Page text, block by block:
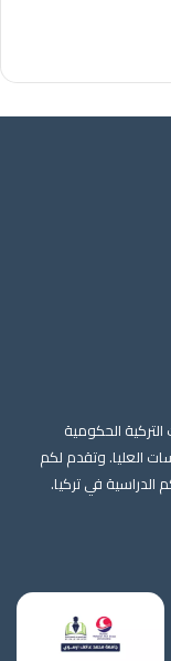
الحكومية
العليا. وتقدم لكم
الدراسية في تركيا.